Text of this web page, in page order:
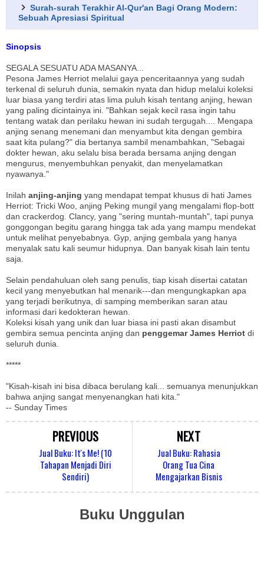
Surah-surah Terakhir Al-Qur'an Bagi Orang Modern:
Sebuah Apresiasi Spiritual
Sinopsis
SEGALA SESUATU ADA MASANYA...
Pesona James Herriot melalui gaya penceritaannya yang sudah
terkenal di seluruh dunia, semakin nyata dan hidup melalui koleksi
luar biasa yang terdiri atas lima puluh kisah tentang anjing, hewan
yang paling dicintainya ini. "Bahkan sejak kecil rasa ingin tahu
tentang watak dan perilaku hewan ini sudah tergugah.... Mengapa
anjing senang menemani dan menyambut kita dengan gembira
saat kita pulang?" dia bertanya sambil menambahkan, "Sebagai
dokter hewan, aku selalu bisa berada bersama anjing dengan
mengurus, menyembuhkan penyakit, dan menyelamatkan
nyawanya."
Inilah anjing-anjing yang mendapat tempat khusus di hati James
Herriot: Tricki Woo, anjing Peking mungil yang mengalami flop-bott
dan crackerdog. Clancy, yang "sering muntah-muntah", tapi punya
gonggongan begitu garang hingga tak ada yang mampu mendekat
untuk melihat penyebabnya. Gyp, anjing gembala yang hanya
menyalak satu kali seumur hidupnya. Dan banyak kisah lain tentu
saja.
Selain pendahuluan oleh sang penulis, tiap kisah disertai catatan
kecil yang menyebutkan hal menarik---dan mengungkapkan apa
yang terjadi berikutnya, di samping memberikan saran atau
informasi dari kedokteran hewan.
Koleksi kisah yang unik dan luar biasa ini pasti akan disambut
gembira semua pencinta anjing dan penggemar James Herriot di
seluruh dunia.
*****
"Kisah-kisah ini bisa dibaca berulang kali... semuanya menunjukkan
bahwa anjing sangat menyenangkan hati kita."
-- Sunday Times
NEXT
Jual Buku: Rahasia
Orang Tua Cina
Mengajarkan Bisnis
PREVIOUS
Jual Buku: It's Me! (10
Tahapan Menjadi Diri
Sendiri)
Buku Unggulan